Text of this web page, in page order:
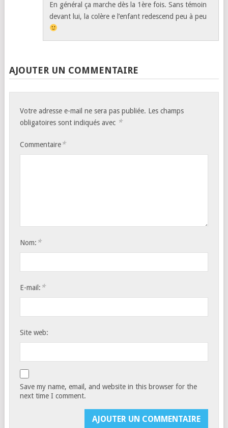
En général ça marche dès la 1ère fois. Sans témoin
devant lui, la colère e l’enfant redescend peu à peu
AJOUTER UN COMMENTAIRE
Votre adresse e-mail ne sera pas publiée. Les champs
obligatoires sont indiqués avec *
Commentaire*
Nom: *
E-mail: *
Site web:
Save my name, email, and website in this browser for the
next time I comment.